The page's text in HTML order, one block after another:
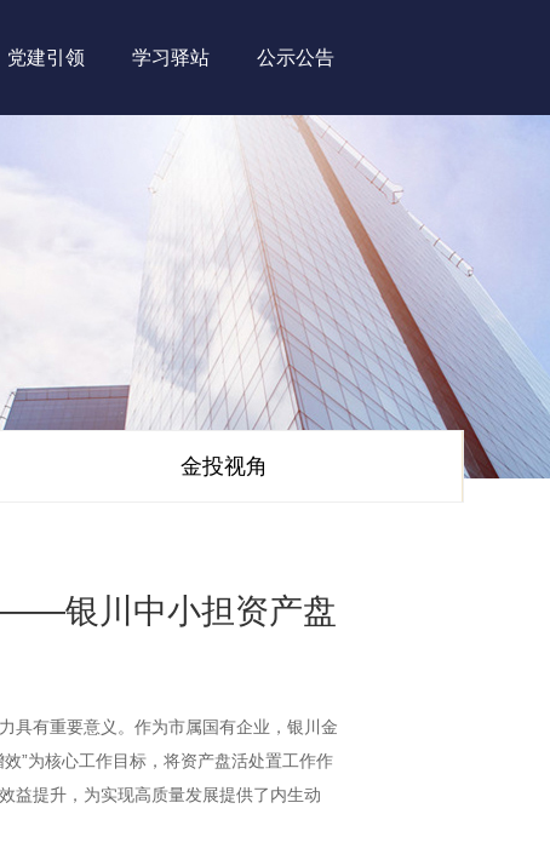
党建引领 学习驿站 公示公告
金投视角
——银川中小担资产盘
具有重要意义。作为市属国有企业，银川金
”为核心工作目标，将资产盘活处置工作作
益提升，为实现高质量发展提供了内生动